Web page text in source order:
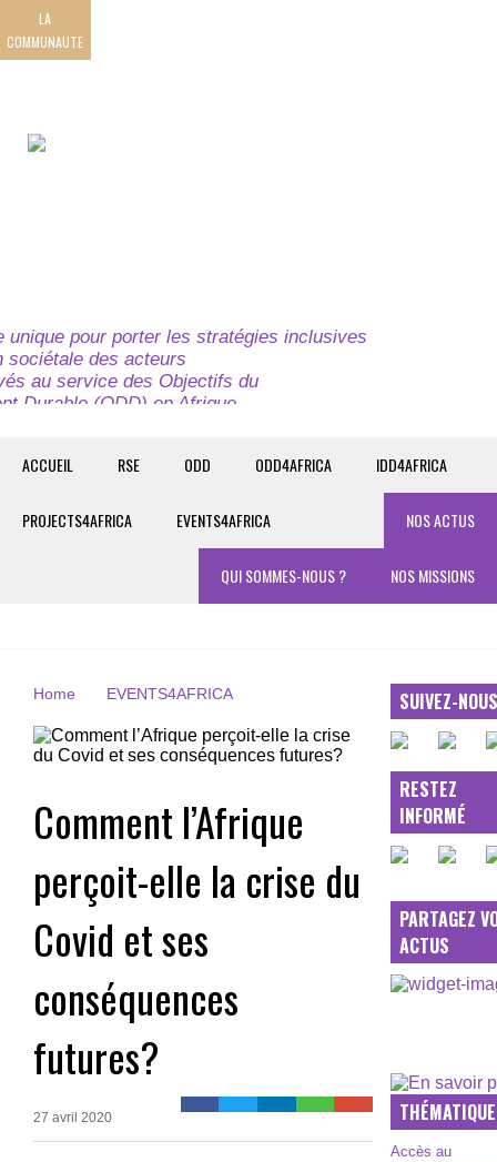
LA
COMMUNAUTE
unique pour porter les stratégies inclusives
sociétale des acteurs
au service des Objectifs du
Durable (ODD) en Afrique.
ACCUEIL RSE ODD ODD4AFRICA IDD4AFRICA
PROJECTS4AFRICA EVENTS4AFRICA NOS ACTUS
NOS MISSIONS
QUI SOMMES-NOUS ?
Home EVENTS4AFRICA
Comment l’Afrique
perçoit-elle la crise du
Covid et ses
conséquences
futures?
27 avril 2020
SUIVEZ-
RESTEZ
INFORMÉ
PARTAGEZ
ACTUS
Accès au